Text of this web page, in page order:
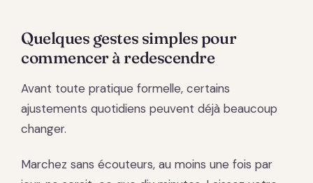
Quelques gestes simples pour
commencer à redescendre
Avant toute pratique formelle, certains
ajustements quotidiens peuvent déjà beaucoup
changer.
Marchez sans écouteurs, au moins une fois par